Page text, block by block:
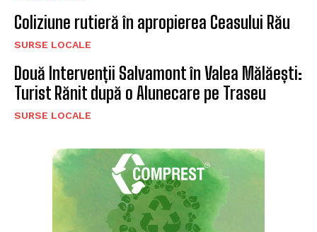
Coliziune rutieră în apropierea Ceasului Rău
SURSE LOCALE
Două Intervenții Salvamont în Valea Mălăești:
Turist Rănit după o Alunecare pe Traseu
SURSE LOCALE